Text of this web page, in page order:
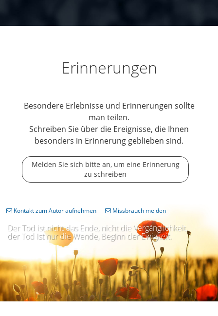
Erinnerungen
Besondere Erlebnisse und Erinnerungen sollte
man teilen.
Schreiben Sie über die Ereignisse, die Ihnen
besonders in Erinnerung geblieben sind.
Melden Sie sich bitte an, um eine Erinnerung
zu schreiben
Der Tod ist nicht das Ende, nicht die Vergänglichkeit,
der Tod ist nur die Wende, Beginn der Ewigkeit.
Kontakt zum Autor aufnehmen Missbrauch melden